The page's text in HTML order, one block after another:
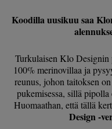
Koodilla uusikuu saa
Turkulaisen Klo Designin
100% merinovillaa ja
reunus, johon taitoksen
pukemisessa, sillä
Huomaathan, että tällä
Design -